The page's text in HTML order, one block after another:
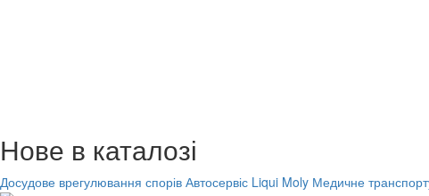
Нове в каталозі
Досудове врегулювання спорів Автосервіс Liqui Moly Медичне